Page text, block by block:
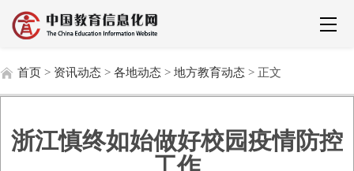
首页 > 资讯动态 > 各地动态 > 地方教育动态 > 正文
浙江慎终如始做好校园疫情防控